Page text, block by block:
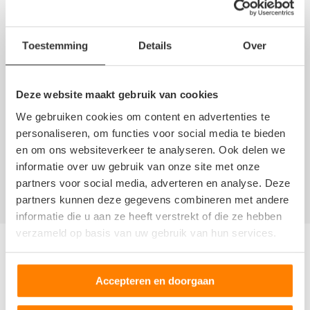
Toestemming Details Over
Deze website maakt gebruik van cookies
We gebruiken cookies om content en advertenties te
personaliseren, om functies voor social media te bieden
en om ons websiteverkeer te analyseren. Ook delen we
informatie over uw gebruik van onze site met onze
partners voor social media, adverteren en analyse. Deze
partners kunnen deze gegevens combineren met andere
informatie die u aan ze heeft verstrekt of die ze hebben
verzameld op basis van uw gebruik van hun services.
Accepteren en doorgaan
Op het schrijven van een beoordeling zijn dealgemene
Er zijn nog geen recensies geschreven over
Autodemontage J. van der Ende. Schrijf nu als eerste een
review!
Andere autosloperijen in de buurt
Bent u op zoek naar een andere autosloperij, autosloop of
autodemontagebedrijf in de buurt van Autodemontage J. van